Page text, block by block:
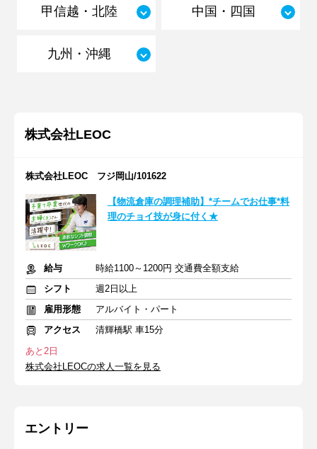
甲信越・北陸 中国・四国
九州・沖縄
株式会社LEOC
株式会社LEOC フジ岡山/101622
【物流倉庫の調理補助】*チームでお仕事*料
理のチョイ技が身に付く★
給与
時給1100～1200円 交通費全額支給
シフト
週2日以上
雇用形態
アルバイト・パート
アクセス
清輝橋駅 車15分
あと2日
株式会社LEOCの求人一覧を見る
エントリー